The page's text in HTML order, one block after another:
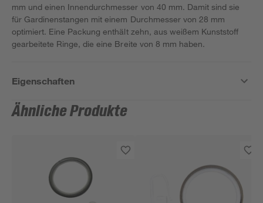
mm und einen Innendurchmesser von 40 mm. Damit sind sie
für Gardinenstangen mit einem Durchmesser von 28 mm
optimiert. Eine Packung enthält zehn, aus weißem Kunststoff
gearbeitete Ringe, die eine Breite von 8 mm haben.
Eigenschaften
Ähnliche Produkte